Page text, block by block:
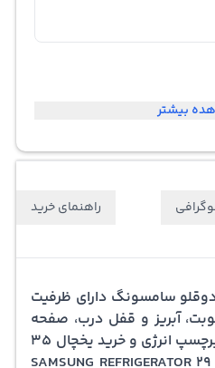
بیشتر
راهنمای خرید
سامسونگ دارای ظرفیت
آبریز و قفل درب، صفحه
نمایش، یخ زدایی خودکار، برچسپ انرژی و خرید یخچال 35
اچ 66107 اف از بانه مارکت SAMSUNG REFRIGERATOR 29